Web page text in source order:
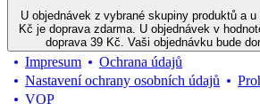
U objednávek z vybrané skupiny produktů a
Kč je doprava zdarma. U objednávek v
doprava 39 Kč. Vaši objednávku bude
Impresum
Ochrana údajů
Nastavení ochrany osobních údajů
VOP